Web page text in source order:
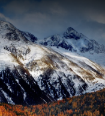
di immagini
Vai all'inizio della galleria